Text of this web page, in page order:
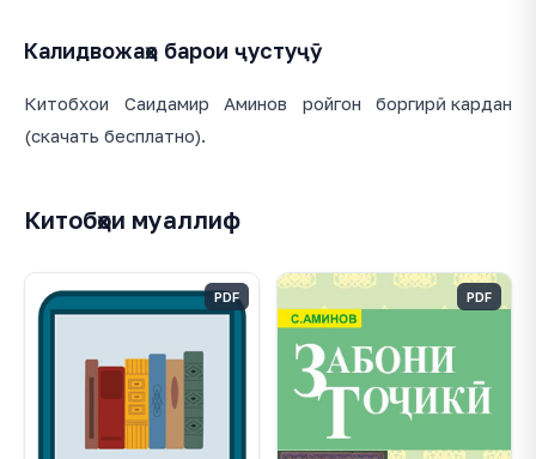
Калидвожаҳо барои ҷустуҷӯ
Китобхои Саидамир Аминов ройгон боргирӣ кардан
(скачать бесплатно).
Китобҳои муаллиф
PDF PDF